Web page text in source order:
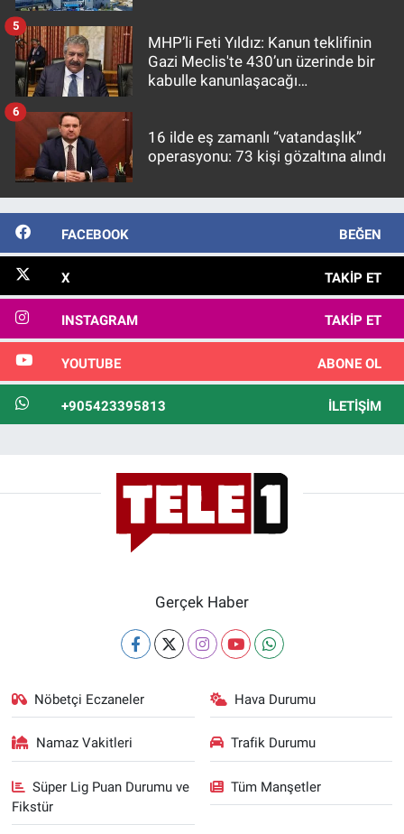
MHP’li Feti Yıldız: Kanun teklifinin
Gazi Meclis'te 430’un üzerinde bir
kabulle kanunlaşacağı
5
16 ilde eş zamanlı “vatandaşlık”
operasyonu: 73 kişi gözaltına alındı
6
FACEBOOK BEĞEN
X TAKIP ET
INSTAGRAM TAKIP ET
YOUTUBE ABONE OL
+905423395813 İLETIŞIM
Gerçek Haber
Nöbetçi Eczaneler Hava Durumu
Namaz Vakitleri Trafik Durumu
Süper Lig Puan Durumu ve
Fikstür
Tüm Manşetler